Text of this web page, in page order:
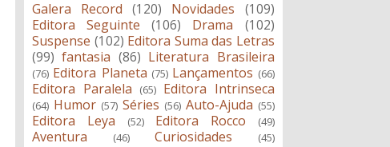
Galera Record
(120) Novidades
(109)
Editora Seguinte
(106) Drama
(102)
Suspense (102) Editora Suma das Letras
(99) fantasia (86) Literatura Brasileira
(76) Editora Planeta (75) Lançamentos (66)
Editora Paralela (65) Editora Intrinseca
(64) Humor (57) Séries (56) Auto-Ajuda (55)
Editora Leya (52) Editora Rocco (49)
Aventura (46) Curiosidades (45)